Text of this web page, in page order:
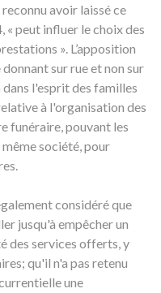
avoir laissé ce
« peut influer le choix des
». L’apposition
sur rue et non sur
dans l'esprit des familles
à l'organisation des
funéraire, pouvant les
société, pour
considéré que
jusqu'à empêcher un
des services offerts, y
qu'il n'a pas retenu
une